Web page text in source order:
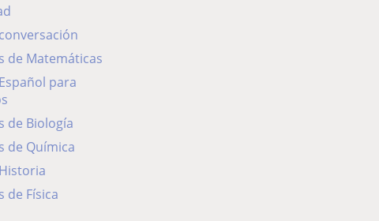
conversación
de Matemáticas
de Biología
de Química
Historia
de Física